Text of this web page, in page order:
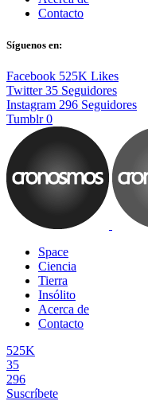
Contacto
Síguenos en:
Facebook 525K Likes
Twitter 35 Seguidores
Instagram 296 Seguidores
Tumblr 0
Space
Ciencia
Tierra
Insólito
Acerca de
Contacto
525K
35
296
Suscríbete